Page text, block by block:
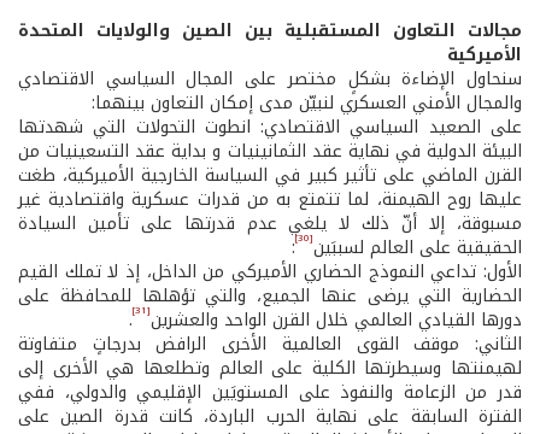
مجالات التعاون المستقبلية بين الصين والولايات المتحدة
الأميركية
سنحاول الإضاءة بشكلٍ مختصر على المجال السياسي الاقتصادي
والمجال الأمني العسكري لنبيّن مدى إمكان التعاون بينهما:
على الصعيد السياسي الاقتصادي: انطوت التحولات التي شهدتها
البيئة الدولية في نهاية عقد الثمانينيات و بداية عقد التسعينيات من
القرن الماضي على تأثير كبير في السياسة الخارجية الأميركية، طغت
عليها روح الهيمنة، لما تتمتع به من قدرات عسكرية واقتصادية غير
مسبوقة، إلا أنّ ذلك لا يلغي عدم قدرتها على تأمين السيادة
الحقيقية على العالم لسببَين[30]
:
الأول: تداعي النموذج الحضاري الأميركي من الداخل، إذ لا تملك القيم
الحضارية التي يرضى عنها الجميع، والتي تؤهلها للمحافظة على
دورها القيادي العالمي خلال القرن الواحد والعشرين[31]
.
الثاني: موقف القوى العالمية الأخرى الرافض بدرجاتٍ متفاوتة
لهيمنتها وسيطرتها الكلية على العالم وتطلعها هي الأخرى إلى
قدر من الزعامة والنفوذ على المستويَين الإقليمي والدولي، ففي
الفترة السابقة على نهاية الحرب الباردة، كانت قدرة الصين على